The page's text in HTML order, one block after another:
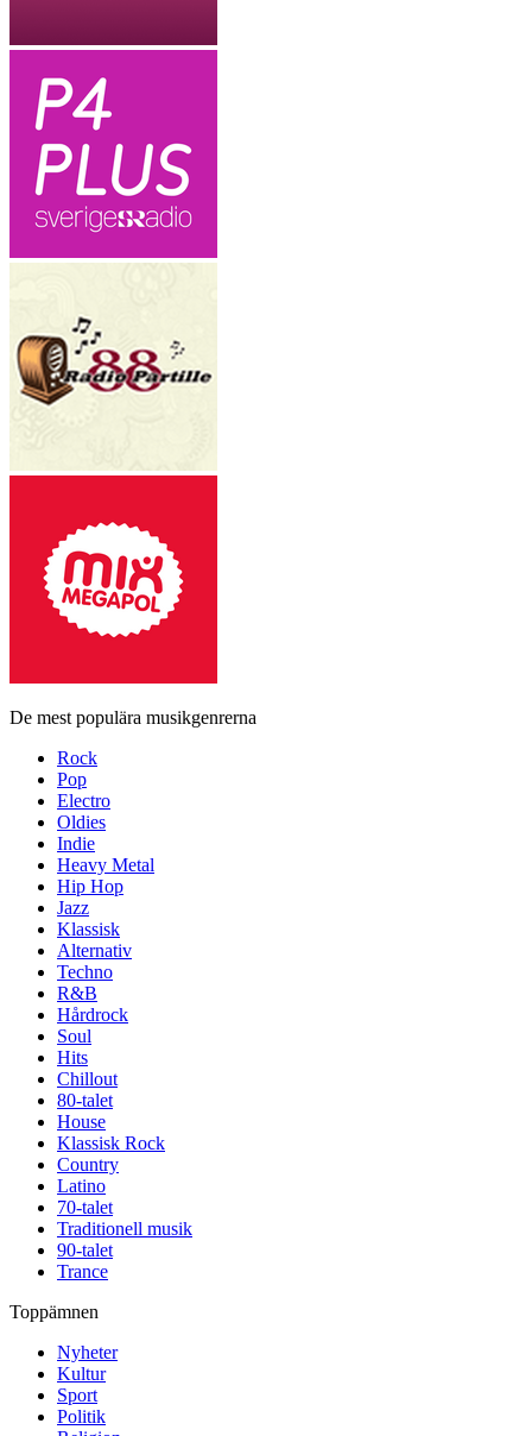
De mest populära musikgenrerna
Rock
Pop
Electro
Oldies
Indie
Heavy Metal
Hip Hop
Jazz
Klassisk
Alternativ
Techno
R&B
Hårdrock
Soul
Hits
Chillout
80-talet
House
Klassisk Rock
Country
Latino
70-talet
Traditionell musik
90-talet
Trance
Toppämnen
Nyheter
Kultur
Sport
Politik